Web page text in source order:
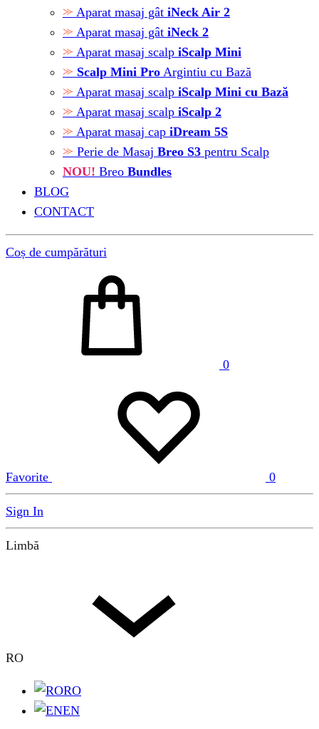
Aparat masaj gât iNeck Air 2
Aparat masaj gât iNeck 2
Aparat masaj scalp iScalp Mini
Scalp Mini Pro Argintiu cu Bază
Aparat masaj scalp iScalp Mini cu Bază
Aparat masaj scalp iScalp 2
Aparat masaj cap iDream 5S
Perie de Masaj Breo S3 pentru Scalp
NOU! Breo Bundles
BLOG
CONTACT
Coș de cumpărături
0
Favorite 0
Sign In
Limbă
RO
RO
EN